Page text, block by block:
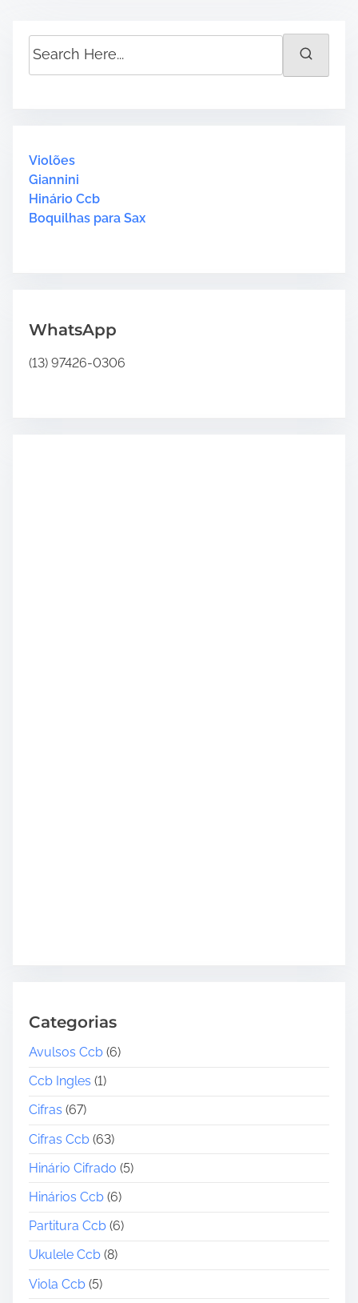
e
H
e
r
e
Violões
Giannini
Hinário Ccb
Boquilhas para Sax
WhatsApp
(13) 97426-0306
Categorias
Avulsos Ccb (6)
Ccb Ingles (1)
Cifras (67)
Cifras Ccb (63)
Hinário Cifrado (5)
Hinários Ccb (6)
Partitura Ccb (6)
Ukulele Ccb (8)
Viola Ccb (5)